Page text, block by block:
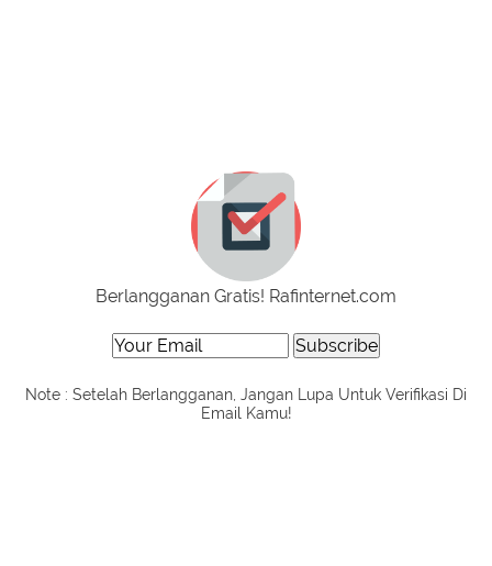
Berlangganan Gratis! Rafinternet.com
Note : Setelah Berlangganan, Jangan Lupa Untuk Verifikasi Di
Email Kamu!